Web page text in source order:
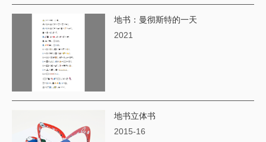
地书：曼彻斯特的一天
2021
地书立体书
2015-16